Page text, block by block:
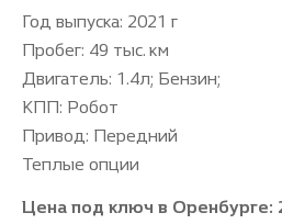
Год выпуска: 2021 г
Пробег: 49 тыс. км
Двигатель: 1.4л; Бензин;
КПП: Робот
Привод: Передний
Теплые опции
Цена под ключ в Оренбурге: